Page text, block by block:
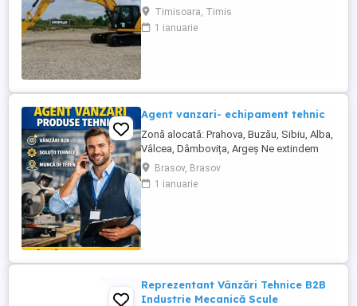
Moldova, angajeaza Reprezentant Vanzari
Service si Piese de Schimb, pentru divizia
de utilaje. Cerinte: Studii superioare în
Timisoara, Timis
1 ianuarie
Agent vanzari- echipament tehnic
Zonă alocată: Prahova, Buzău, Sibiu, Alba,
Vâlcea, Dâmbovița, Argeș Ne extindem
echipa de vânzări și căutăm un Agent
Vânzări Soluții Tehnice, orientat către
rezultate, cu experiență în vânzări B2B și
Brasov, Brasov
1 ianuarie
Reprezentant Vânzări Tehnice B2B
Industrie Mecanică Scule